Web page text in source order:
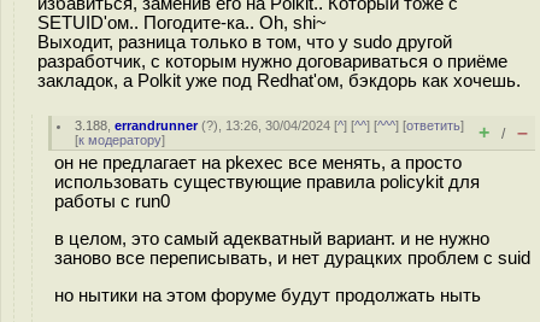
SETUID'ом.. Погодите-ка.. Oh, shi~
Выходит, разница только в том, что у sudo другой
разработчик, с которым нужно договариваться о приёме
закладок, а Polkit уже под Redhat'ом, бэкдорь как хочешь.
3.188 ,errandrunner(?), 13:26, 30/04/2024 [^] [^^] [^^^] [ответить]
[к модератору] + / –
он не предлагает на pkexec все менять, а просто
использовать существующие правила policykit для
работы с run0
в целом, это самый адекватный вариант. и не нужно
заново все переписывать, и нет дурацких проблем с suid
но нытики на этом форуме будут продолжать ныть